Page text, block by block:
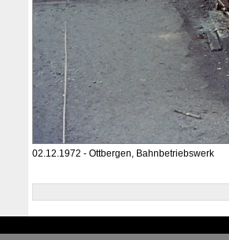
02.12.1972 - Ottbergen, Bahnbetriebswerk